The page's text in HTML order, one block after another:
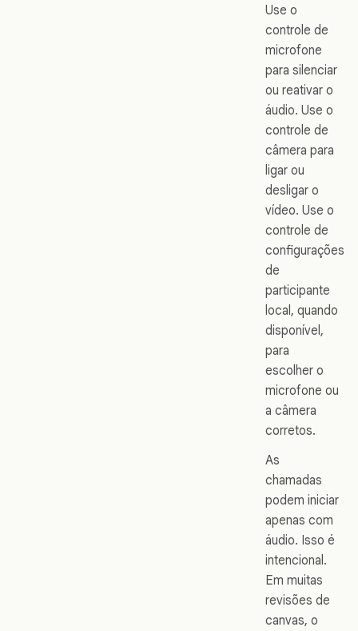
Use o
controle de
microfone
para silenciar
ou reativar o
áudio. Use o
controle de
câmera para
ligar ou
desligar o
vídeo. Use o
controle de
configurações
de
participante
local, quando
disponível,
para
escolher o
microfone ou
a câmera
corretos.
As
chamadas
podem iniciar
apenas com
áudio. Isso é
intencional.
Em muitas
revisões de
canvas, o